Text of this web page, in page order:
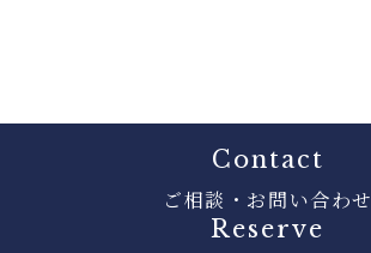
Contact
ご相談・お問い合わせ
Reserve